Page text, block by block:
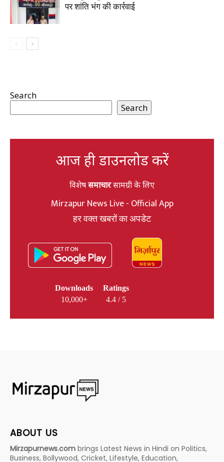
पर शांति भंग की कार्रवाई
Search
Search
आज ही डाउनलोड करें
विशेषसमाचारसामग्री के लिए
Mirzapur News Live - Official App
हर वक्त खबरों का अपडेट
Downloads
10,000+
Ratings
4.4 / 5
ABOUT US
Mirzapurnews.com brings Latest News in Hindi on Politics,
Business, Bollywood, Cricket, Lifestyle, Education,